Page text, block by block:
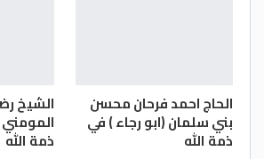
الحاج احمد فرحان محسن
بني سلمان (ابو رجاء ) في
ذمة الله
الشيخ
ذمة الله